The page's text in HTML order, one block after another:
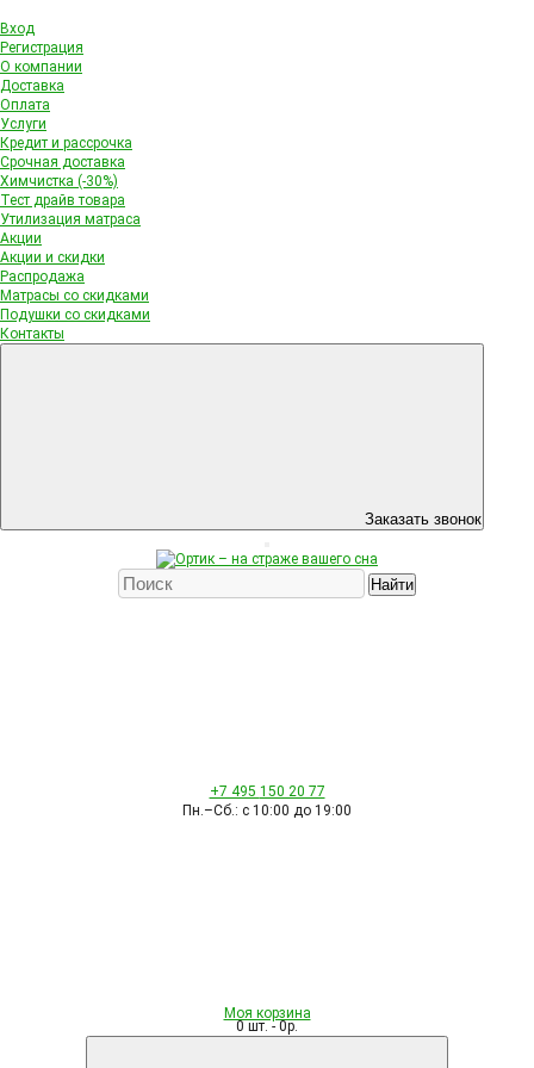
Вход
Регистрация
О компании
Доставка
Оплата
Услуги
Кредит и рассрочка
Срочная доставка
Химчистка (-30%)
Тест драйв товара
Утилизация матраса
Акции
Акции и скидки
Распродажа
Матрасы со скидками
Подушки со скидками
Контакты
Заказать звонок
Найти
+7 495 150 20 77
Пн.–Сб.: с 10:00 до 19:00
Моя корзина
0 шт. - 0р.